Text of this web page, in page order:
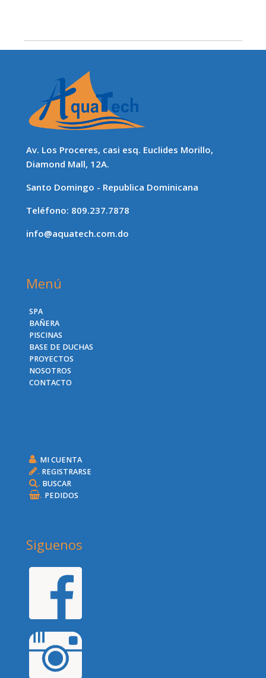
Av. Los Proceres, casi esq. Euclides Morillo,
Diamond Mall, 12A.
Santo Domingo - Republica Dominicana
Teléfono: 809.237.7878
info@aquatech.com.do
Menú
SPA
BAÑERA
PISCINAS
BASE DE DUCHAS
PROYECTOS
NOSOTROS
CONTACTO
. MI CUENTA
REGISTRARSE
BUSCAR
. PEDIDOS
Siguenos